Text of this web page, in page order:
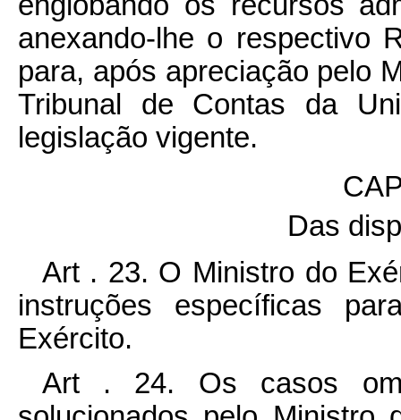
anexando-lhe o respectivo
para, após apreciação pelo
Tribunal de Contas da
legislação vigente.
Das
Art . 23. O Ministro do
instruções específicas
Exército.
Art . 24. Os casos